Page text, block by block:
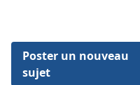
Poster un nouveau
sujet